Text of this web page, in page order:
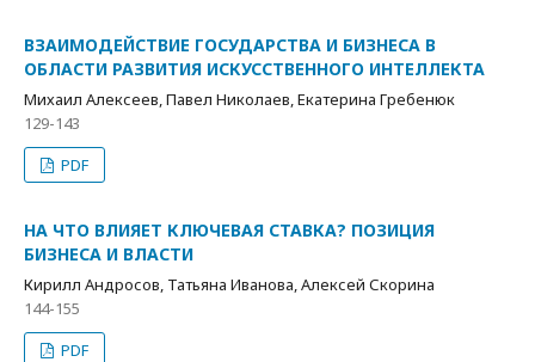
ВЗАИМОДЕЙСТВИЕ ГОСУДАРСТВА И БИЗНЕСА В
ОБЛАСТИ РАЗВИТИЯ ИСКУССТВЕННОГО ИНТЕЛЛЕКТА
Михаил Алексеев, Павел Николаев, Екатерина Гребенюк
129-143
PDF
НА ЧТО ВЛИЯЕТ КЛЮЧЕВАЯ СТАВКА? ПОЗИЦИЯ
БИЗНЕСА И ВЛАСТИ
Кирилл Андросов, Татьяна Иванова, Алексей Скорина
144-155
PDF